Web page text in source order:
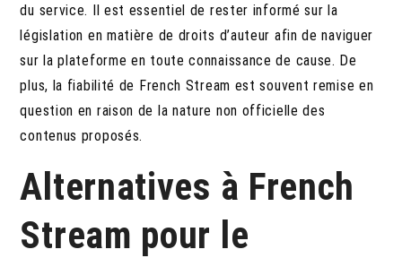
du service. Il est essentiel de rester informé sur la
législation en matière de droits d’auteur afin de naviguer
sur la plateforme en toute connaissance de cause. De
plus, la fiabilité de French Stream est souvent remise en
question en raison de la nature non officielle des
contenus proposés.
Alternatives à French
Stream pour le